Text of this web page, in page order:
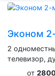
Эконом
2
телевизор,
от